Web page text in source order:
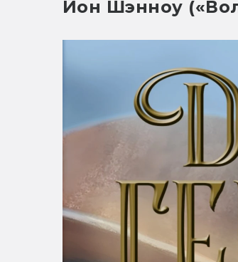
Йон Шэнноу